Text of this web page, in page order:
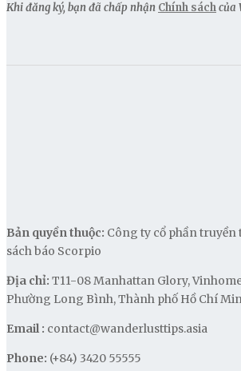
Khi đăng ký, bạn đã chấp nhận Chính sáchcủa
Bản quyền thuộc: Công ty cổ phần
sách báo Scorpio
Địa chỉ: T11-08 Manhattan Glory,
Phường Long Bình, Thành phố Hồ Chí
Email : contact@wanderlusttips.asia
Phone: (+84) 3420 55555